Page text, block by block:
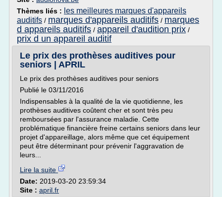
Thèmes liés : les meilleures marques d'appareils
auditifs / marques d'appareils auditifs / marques
d appareils auditifs / appareil d'audition prix /
prix d un appareil auditif
Le prix des prothèses auditives pour
seniors | APRIL
Le prix des prothèses auditives pour seniors
Publié le 03/11/2016
Indispensables à la qualité de la vie quotidienne, les
prothèses auditives coûtent cher et sont très peu
remboursées par l'assurance maladie. Cette
problématique financière freine certains seniors dans leur
projet d'appareillage, alors même que cet équipement
peut être déterminant pour prévenir l'aggravation de
leurs...
Lire la suite
Date: 2019-03-20 23:59:34
Site : april.fr